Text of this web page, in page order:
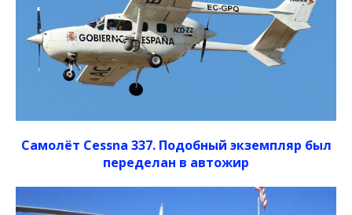
Самолёт Cessna 337. Подобный экземпляр был
переделан в автожир